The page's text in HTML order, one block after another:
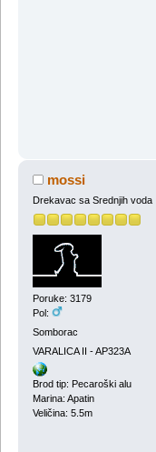
mossi
Drekavac sa Srednjih voda
Poruke: 3179
Pol:
Somborac
VARALICA II - AP323A
Brod tip: Pecaroški alu
Marina: Apatin
Veličina: 5.5m